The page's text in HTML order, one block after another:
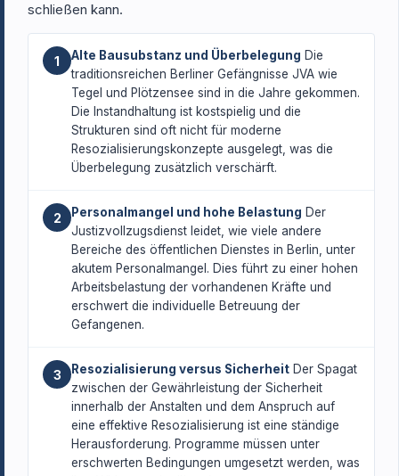
schließen kann.
1 Alte Bausubstanz und Überbelegung Die
traditionsreichen Berliner Gefängnisse JVA wie
Tegel und Plötzensee sind in die Jahre gekommen.
Die Instandhaltung ist kostspielig und die
Strukturen sind oft nicht für moderne
Resozialisierungskonzepte ausgelegt, was die
Überbelegung zusätzlich verschärft.
2 Personalmangel und hohe Belastung Der
Justizvollzugsdienst leidet, wie viele andere
Bereiche des öffentlichen Dienstes in Berlin, unter
akutem Personalmangel. Dies führt zu einer hohen
Arbeitsbelastung der vorhandenen Kräfte und
erschwert die individuelle Betreuung der
Gefangenen.
3 Resozialisierung versus Sicherheit Der Spagat
zwischen der Gewährleistung der Sicherheit
innerhalb der Anstalten und dem Anspruch auf
eine effektive Resozialisierung ist eine ständige
Herausforderung. Programme müssen unter
erschwerten Bedingungen umgesetzt werden, was